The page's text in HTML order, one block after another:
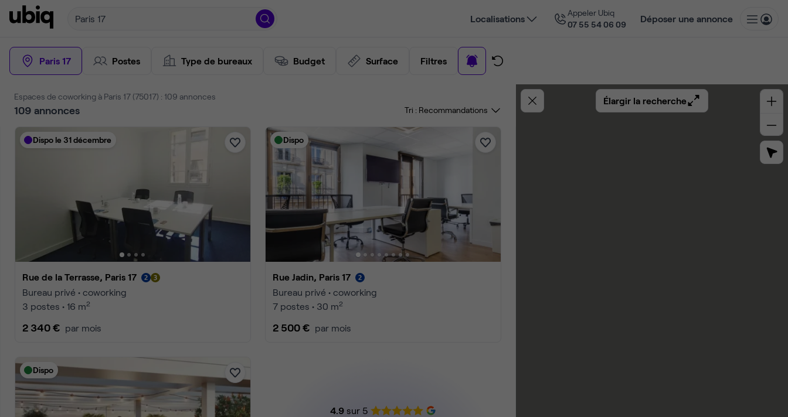
Paris 17 Localisations
Appeler Ubiq
07 55 54 06 09
Déposer une annonce
Paris 17 Postes Type de bureaux Budget Surface Filtres
Espaces de coworking à Paris 17 (75017) : 112 annonces
112annonces Tri :
Dispo Nouveau
Rue Fructidor, Paris 17
Bureau privé • coworking
8 postes • 20 m2
320 € par mois
Dispo
Rue Lemercier, Paris 17
Bureau privé • coworking
2 postes • 10 m2
500 € par mois
Dispo
4.9 sur 5
Élargir la recherche